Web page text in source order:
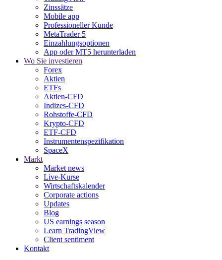
Zinssätze
Mobile app
Professioneller Kunde
MetaTrader 5
Einzahlungsoptionen
App oder MT5 herunterladen
Wo Sie investieren
Forex
Aktien
ETFs
Aktien-CFD
Indizes-CFD
Rohstoffe-CFD
Krypto-CFD
ETF-CFD
Instrumentenspezifikation
SpaceX
Markt
Market news
Live-Kurse
Wirtschaftskalender
Corporate actions
Updates
Blog
US earnings season
Learn TradingView
Client sentiment
Kontakt